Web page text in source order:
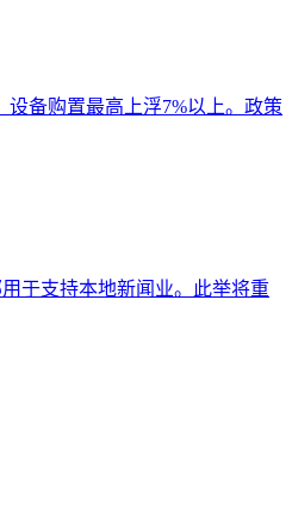
备购置最高上浮7%以上。政策
于支持本地新闻业。此举将重